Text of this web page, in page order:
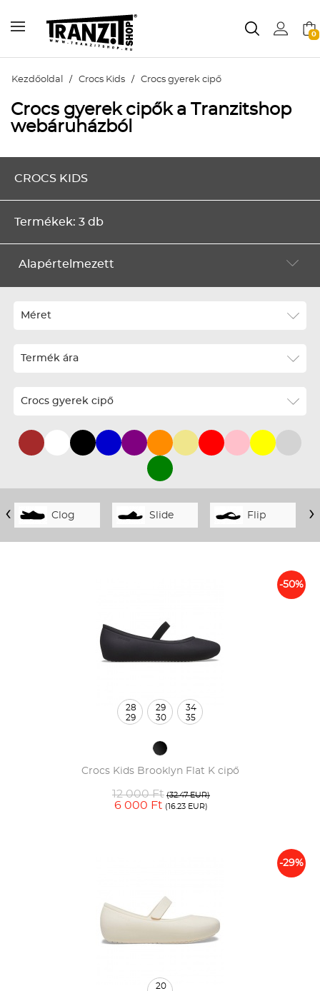
0
Kezdőoldal / Crocs Kids / Crocs gyerek cipő
Crocs gyerek cipők a Tranzitshop
webáruházból
CROCS KIDS
Termékek: 3 db
Alapértelmezett
Alapértelmezett
Legújabbak
Ár szerint növekvő
Téli termékek előre ár szerint növekvő
Nyári új termékek előre
Méret
Termék ára
Crocs gyerek cipő
Clog Slide Flip
‹ ›
-50%
Crocs Kids Brooklyn Flat K cipő
12 000 Ft (32.47 EUR)
6 000 Ft (16.23 EUR)
28
29
29
30
34
35
-29%
20